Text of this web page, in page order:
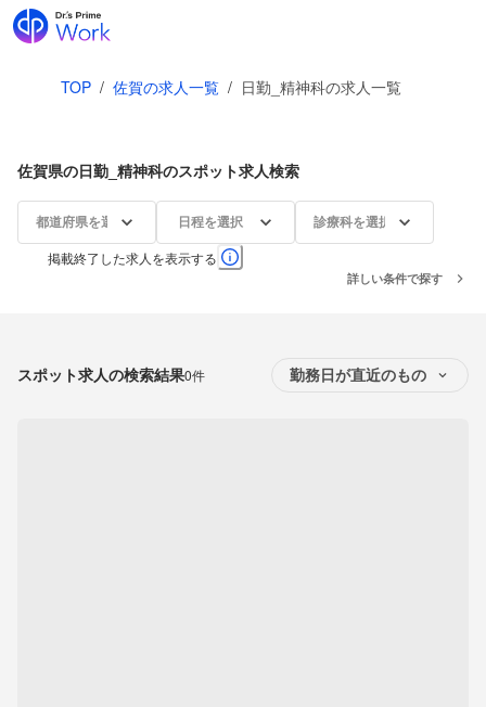
TOP / 佐賀の求人一覧 / 日勤_精神科の求人一覧
佐賀県の日勤_精神科のスポット求人検索
都道府県を選択 日程を選択 診療科を選択
掲載終了した求人を表示する
詳しい条件で探す
スポット求人の検索結果0件 勤務日が直近のもの